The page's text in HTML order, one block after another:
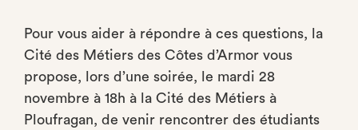
Pour vous aider à répondre à ces questions, la
Cité des Métiers des Côtes d’Armor vous
propose, lors d’une soirée, le mardi 28
novembre à 18h à la Cité des Métiers à
Ploufragan, de venir rencontrer des étudiants